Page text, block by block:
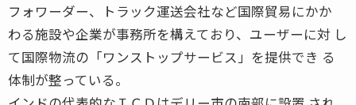
フォワーダー、トラック運送会社など国際貿易にかか
わる施設や企業が事務所を構えており、ユーザーに対 し
て国際物流の「ワンストップサービス」を提供でき る
体制が整っている。